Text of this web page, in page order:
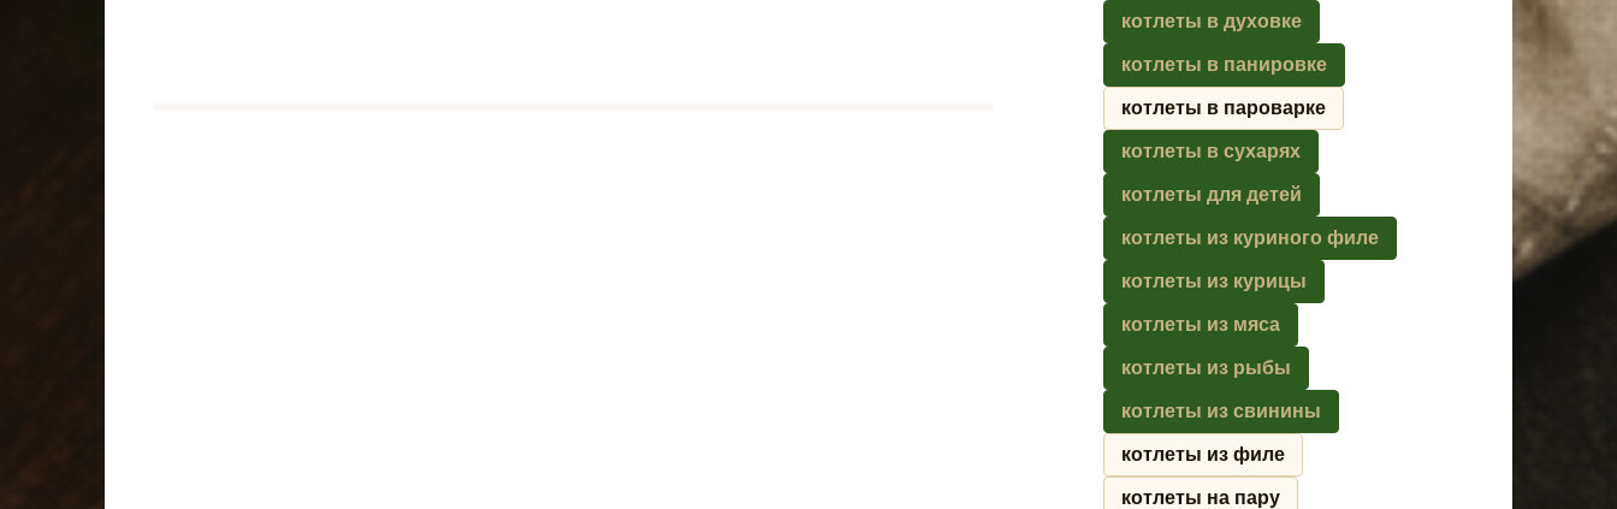
котлеты в духовке
котлеты в панировке
котлеты в пароварке
котлеты в сухарях
котлеты для детей
котлеты из куриного филе
котлеты из курицы
котлеты из мяса
котлеты из рыбы
котлеты из свинины
котлеты из филе
котлеты на пару